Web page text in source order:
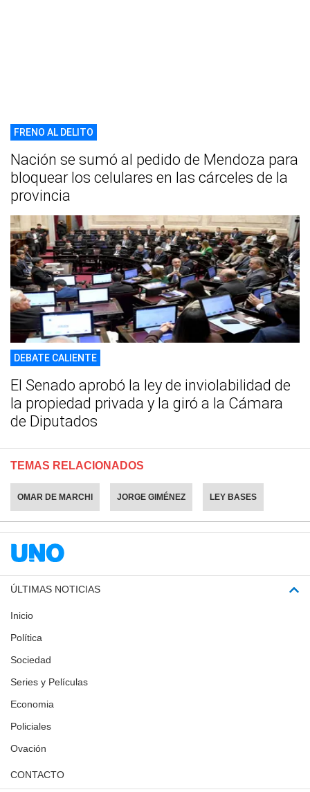
FRENO AL DELITO
Nación se sumó al pedido de Mendoza para
bloquear los celulares en las cárceles de la
provincia
DEBATE CALIENTE
El Senado aprobó la ley de inviolabilidad de
la propiedad privada y la giró a la Cámara
de Diputados
TEMAS RELACIONADOS
OMAR DE MARCHI JORGE GIMÉNEZ LEY BASES
ÚLTIMAS NOTICIAS
Inicio
Política
Sociedad
Series y Películas
Economia
Policiales
Ovación
CONTACTO